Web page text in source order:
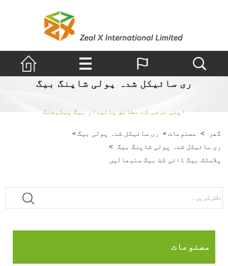
ری سائیکل شدہ پولی شاپنگ بیگ
اپنی مرضی کے مطابق پائیدار بیگ پیکیجنگ
گھر مصنوعات> ری سائیکل شدہ پولی بیگ>
ری سائیکل شدہ پولی شاپنگ بیگ >
پلاسٹک بیگ ڈائی کٹ بیگ سنبھالیں
مصنوعات